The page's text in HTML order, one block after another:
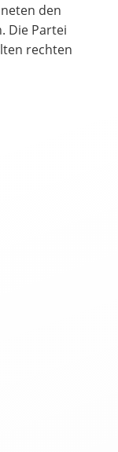
den
Die Partei
rechten